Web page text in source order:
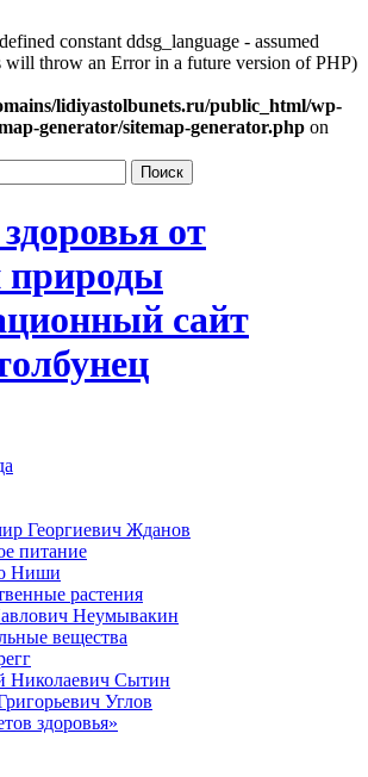
constant ddsg_language - assumed
will throw an Error in a future version of PHP)
lidiyastolbunets.ru/public_html/wp-
generator/sitemap-generator.php on
от
сайт
Георгиевич Жданов
питание
Ниши
растения
Неумывакин
вещества
Николаевич Сытин
Углов
здоровья»